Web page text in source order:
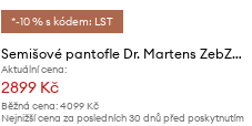
*-10 % s kódem: LST
Semišové pantofle Dr. Martens ZebZag AnyWair Mule
Aktuální cena:
2899 Kč
Běžná cena:4099 Kč
Nejnižší cena za posledních 30 dnů před poskytnutím